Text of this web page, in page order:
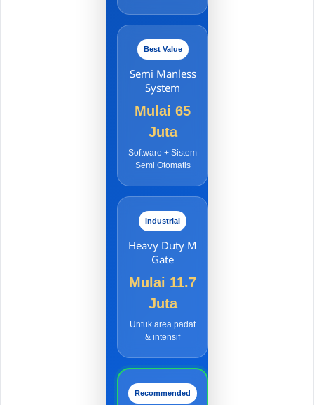
Best Value
Semi Manless
System
Mulai 65
Juta
Software + Sistem
Semi Otomatis
Industrial
Heavy Duty M
Gate
Mulai 11.7
Juta
Untuk area padat
& intensif
Recommended